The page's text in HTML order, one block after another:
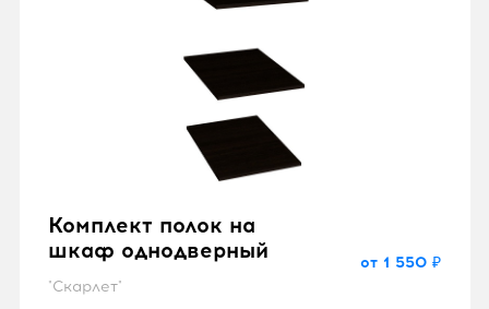
Комплект полок на
шкаф однодверный
"Скарлет"
от 1 550 ₽